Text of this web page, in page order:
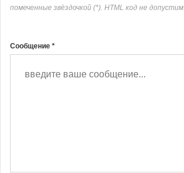
помеченные звёздочкой (*). HTML код не допустим.
Сообщение *